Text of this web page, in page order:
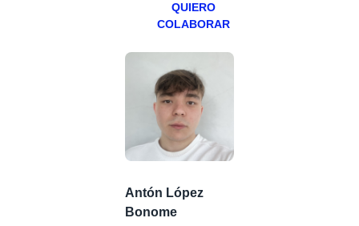
QUIERO
COLABORAR
Antón López
Bonome